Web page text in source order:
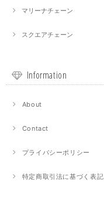
マリーナチェーン
スクエアチェーン
Information
About
Contact
プライバシーポリシー
特定商取引法に基づく表記